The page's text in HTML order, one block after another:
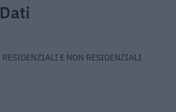
Dati
E NON RESIDENZIALI